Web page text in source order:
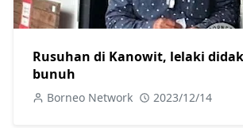
Rusuhan di Kanowit, lelaki
bunuh
Borneo Network 2023/12/14